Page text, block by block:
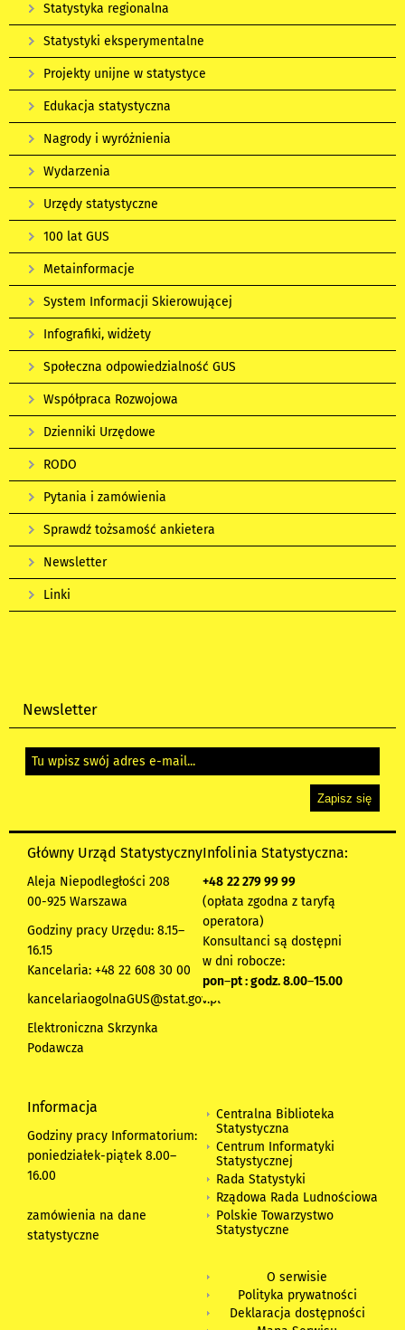
Statystyka regionalna
Statystyki eksperymentalne
Projekty unijne w statystyce
Edukacja statystyczna
Nagrody i wyróżnienia
Wydarzenia
Urzędy statystyczne
100 lat GUS
Metainformacje
System Informacji Skierowującej
Infografiki, widżety
Społeczna odpowiedzialność GUS
Współpraca Rozwojowa
Dzienniki Urzędowe
RODO
Pytania i zamówienia
Sprawdź tożsamość ankietera
Newsletter
Linki
Newsletter
Główny Urząd Statystyczny
Aleja Niepodległości 208
00-925 Warszawa
Godziny pracy Urzędu: 8.15–
16.15
Kancelaria: +48 22 608 30 00
kancelariaogolnaGUS@stat.gov.pl
Elektroniczna Skrzynka
Podawcza
Infolinia Statystyczna:
+48 22 279 99 99
(opłata zgodna z taryfą
operatora)
Konsultanci są dostępni
w dni robocze:
pon–pt : godz. 8.00–15.00
Informacja
Godziny pracy Informatorium:
poniedziałek-piątek 8.00–
16.00
zamówienia na dane
statystyczne
Centralna Biblioteka
Statystyczna
Centrum Informatyki
Statystycznej
Rada Statystyki
Rządowa Rada Ludnościowa
Polskie Towarzystwo
Statystyczne
O serwisie
Polityka prywatności
Deklaracja dostępności